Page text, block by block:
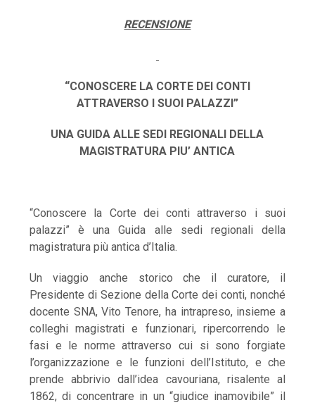
RECENSIONE
“CONOSCERE LA CORTE DEI CONTI
ATTRAVERSO I SUOI PALAZZI”
UNA GUIDA ALLE SEDI REGIONALI DELLA
MAGISTRATURA PIU’ ANTICA
“Conoscere la Corte dei conti attraverso i suoi
palazzi” è una Guida alle sedi regionali della
magistratura più antica d’Italia.
Un viaggio anche storico che il curatore, il
Presidente di Sezione della Corte dei conti, nonché
docente SNA, Vito Tenore, ha intrapreso, insieme a
colleghi magistrati e funzionari, ripercorrendo le
fasi e le norme attraverso cui si sono forgiate
l’organizzazione e le funzioni dell’Istituto, e che
prende abbrivio dall’idea cavouriana, risalente al
1862, di concentrare in un “giudice inamovibile” il